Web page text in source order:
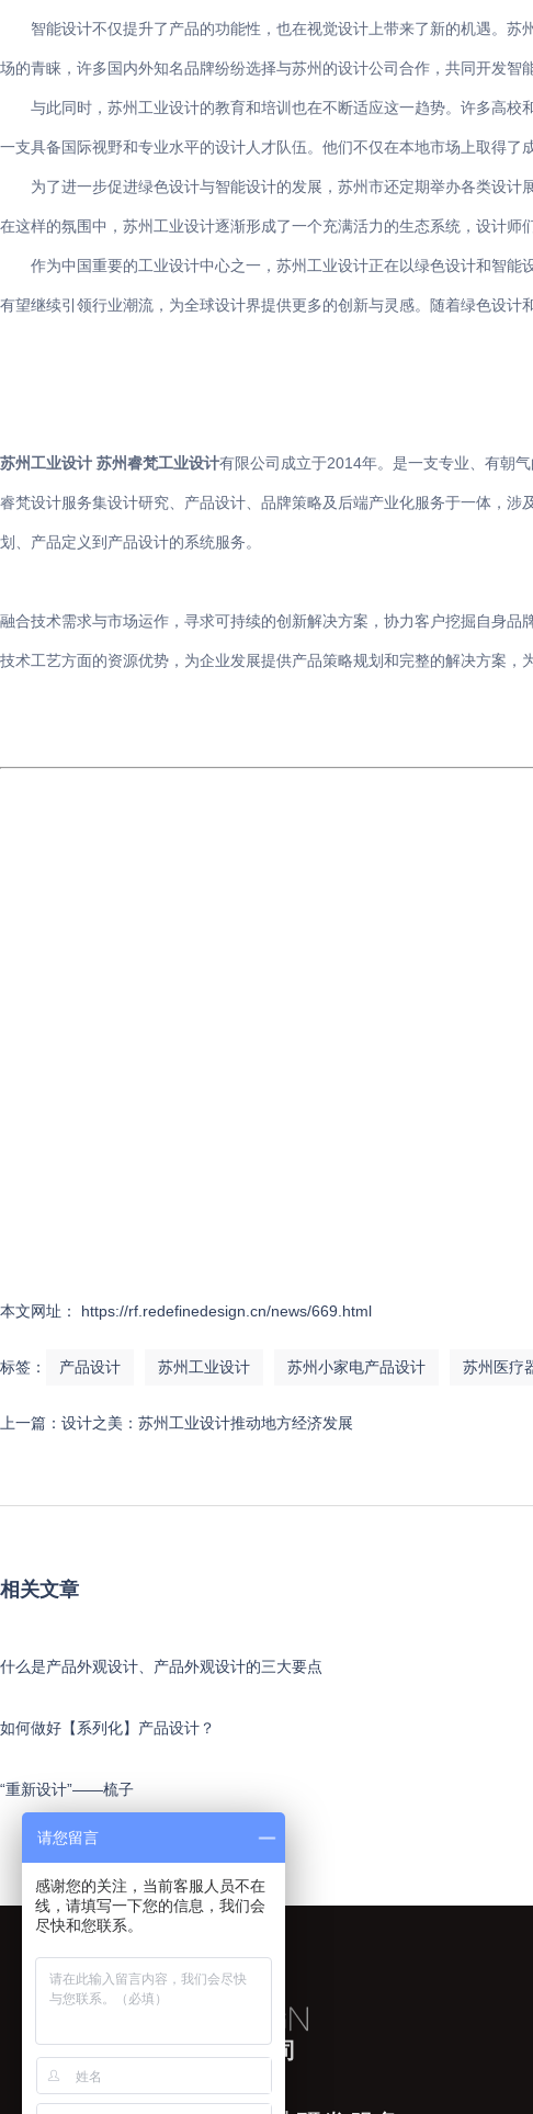
智能设计不仅提升了产品的功能性，也在视觉设计上带来了新的机遇。
场的青睐，许多国内外知名品牌纷纷选择与苏州的设计公司合作，共同开发智能
与此同时，苏州工业设计的教育和培训也在不断适应这一趋势。许多高
一支具备国际视野和专业水平的设计人才队伍。他们不仅在本地市场上取得了
为了进一步促进绿色设计与智能设计的发展，苏州市还定期举办各类设
在这样的氛围中，苏州工业设计逐渐形成了一个充满活力的生态系统，设计师
作为中国重要的工业设计中心之一，苏州工业设计正在以绿色设计和智
有望继续引领行业潮流，为全球设计界提供更多的创新与灵感。随着绿色设
苏州工业设计 苏州睿梵工业设计有限公司成立于2014年。是一支专业、有朝
睿梵设计服务集设计研究、产品设计、品牌策略及后端产业化服务于一体，
划、产品定义到产品设计的系统服务。
融合技术需求与市场运作，寻求可持续的创新解决方案，协力客户挖掘自身
技术工艺方面的资源优势，为企业发展提供产品策略规划和完整的解决方案，
本文网址： https://rf.redefinedesign.cn/news/669.html
标签： 产品设计 苏州工业设计 苏州小家电产品设计 苏州医疗
上一篇： 设计之美：苏州工业设计推动地方经济发展
相关文章
什么是产品外观设计、产品外观设计的三大要点
如何做好【系列化】产品设计？
“重新设计”——梳子
苏州睿梵工业设计有限公司
请您留言
感谢您的关注，当前客服人员不在
线，请填写一下您的信息，我们会
尽快和您联系。